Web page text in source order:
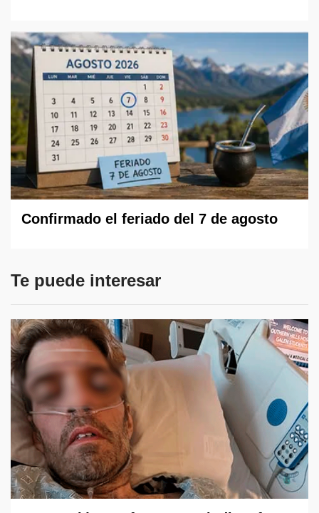
Confirmado el feriado del 7 de agosto
Te puede interesar